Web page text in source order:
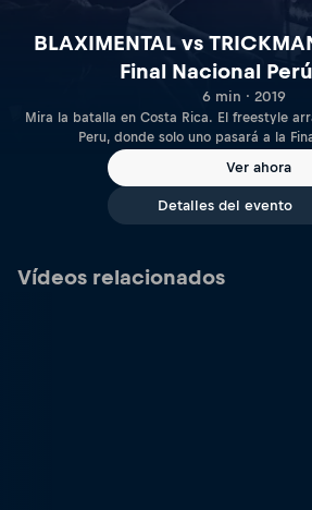
BLAXIMENTAL vs
Final Nacional
6 min · 2019
Mira la batalla en Costa Rica. El freestyle
Peru, donde solo uno pasará a la
Ver ahora
Detalles del evento
Vídeos relacionados